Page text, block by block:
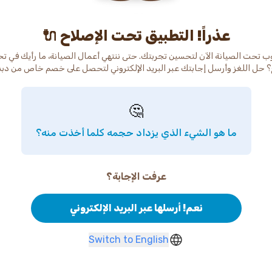
عذراً! التطبيق تحت الإصلاح 🔌
تحت الصيانة الآن لتحسين تجربتك. حتى ننتهي أعمال الصيانة، ما رأيك في
حل اللغز وأرسل إجابتك عبر البريد الإلكتروني لتحصل على خصم خاص من
🤔
ما هو الشيء الذي يزداد حجمه كلما أخذت منه؟
عرفت الإجابة؟
نعم! أرسلها عبر البريد الإلكتروني
Switch to English